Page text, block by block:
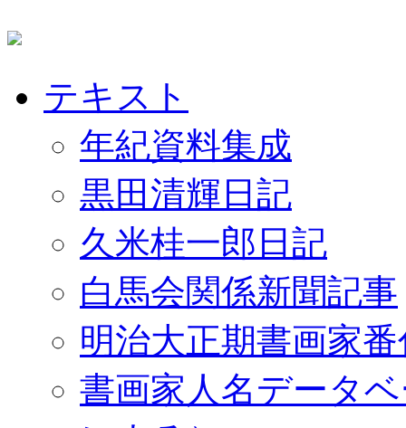
テキスト
年紀資料集成
黒田清輝日記
久米桂一郎日記
白馬会関係新聞記事
明治大正期書画家
書画家人名データ